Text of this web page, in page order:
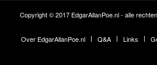
Copyright © 2017 EdgarAllanPoe.nl - alle
Over EdgarAllanPoe.nl Q&A Links